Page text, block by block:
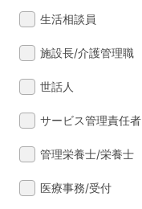
生活相談員
施設長/介護管理職
世話人
サービス管理責任者
管理栄養士/栄養士
医療事務/受付